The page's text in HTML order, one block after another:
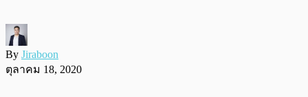
By Jiraboon
ตุลาคม 18, 2020